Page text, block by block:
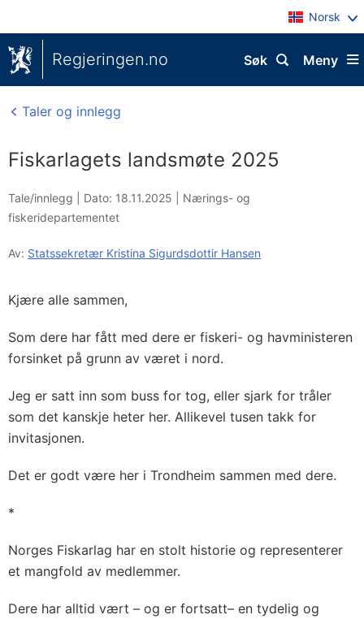
Norsk
Regjeringen.no Meny
Søk
Taler og innlegg
Fiskarlagets landsmøte 2025
Tale/innlegg | Dato: 18.11.2025
Nærings- og
fiskeridepartementet
Av: Statssekretær Kristina Sigurdsdottir Hansen
Kjære alle sammen,
Som dere har fått med dere er fiskeri- og havministeren
forsinket på grunn av været i nord.
Jeg er satt inn som buss for tog, eller sjark for tråler
som det kanskje heter her. Allikevel tusen takk for
invitasjonen.
Det er godt være her i Trondheim sammen med dere.
*
Norges Fiskarlag har en stolt historie og representerer
et mangfold av medlemmer.
Dere har alltid vært – og er fortsatt– en tydelig og